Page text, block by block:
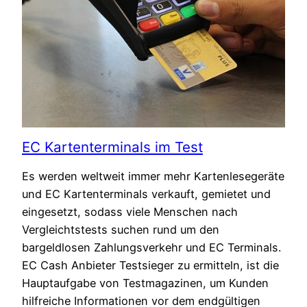
EC Kartenterminals im Test
Es werden weltweit immer mehr Kartenlesegeräte
und EC Kartenterminals verkauft, gemietet und
eingesetzt, sodass viele Menschen nach
Vergleichtstests suchen rund um den
bargeldlosen Zahlungsverkehr und EC Terminals.
EC Cash Anbieter Testsieger zu ermitteln, ist die
Hauptaufgabe von Testmagazinen, um Kunden
hilfreiche Informationen vor dem endgültigen